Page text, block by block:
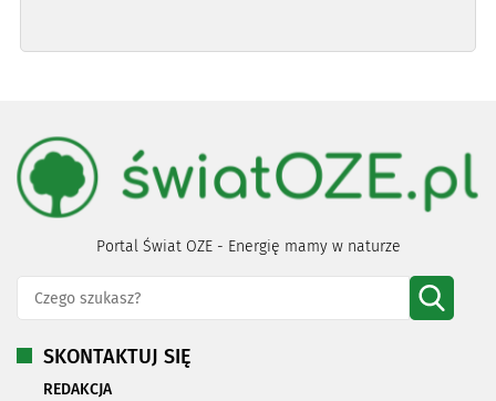
Portal Świat OZE - Energię mamy w naturze
SKONTAKTUJ SIĘ
REDAKCJA